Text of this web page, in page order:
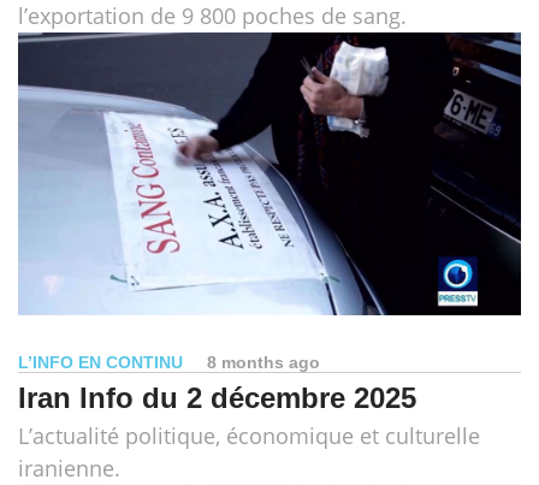
l’exportation de 9 800 poches de sang.
L’INFO EN CONTINU 8 months ago
Iran Info du 2 décembre 2025
L’actualité politique, économique et culturelle
iranienne.